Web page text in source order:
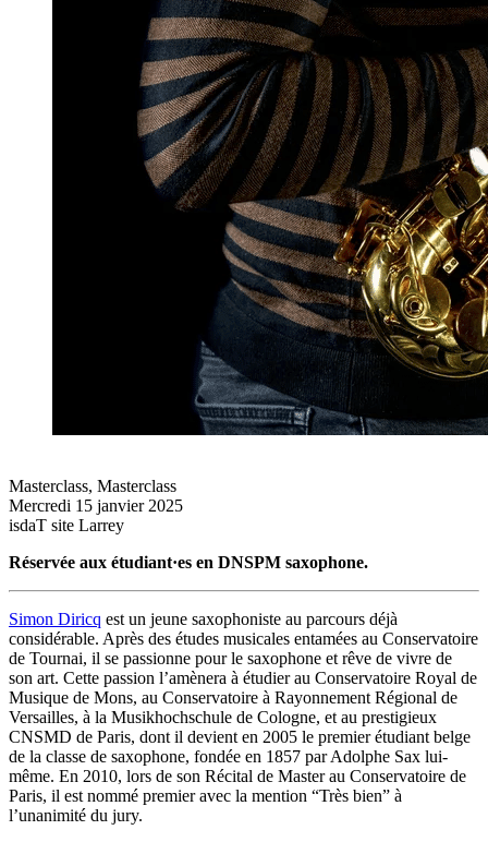
Masterclass, Masterclass
Mercredi 15 janvier 2025
isdaT site Larrey
Réservée aux étudiant·es en DNSPM saxophone.
Simon Diricq est un jeune saxophoniste au parcours déjà
considérable. Après des études musicales entamées au Conservatoire
de Tournai, il se passionne pour le saxophone et rêve de vivre de
son art. Cette passion l’amènera à étudier au Conservatoire Royal de
Musique de Mons, au Conservatoire à Rayonnement Régional de
Versailles, à la Musikhochschule de Cologne, et au prestigieux
CNSMD de Paris, dont il devient en 2005 le premier étudiant belge
de la classe de saxophone, fondée en 1857 par Adolphe Sax lui-
même. En 2010, lors de son Récital de Master au Conservatoire de
Paris, il est nommé premier avec la mention “Très bien” à
l’unanimité du jury.